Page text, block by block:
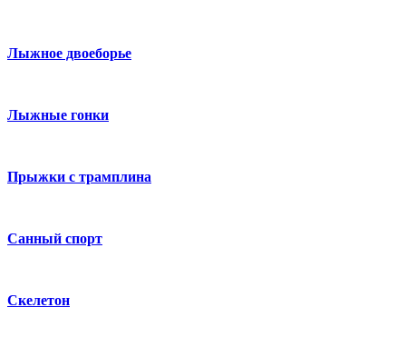
Лыжное двоеборье
Лыжные гонки
Прыжки с трамплина
Санный спорт
Скелетон